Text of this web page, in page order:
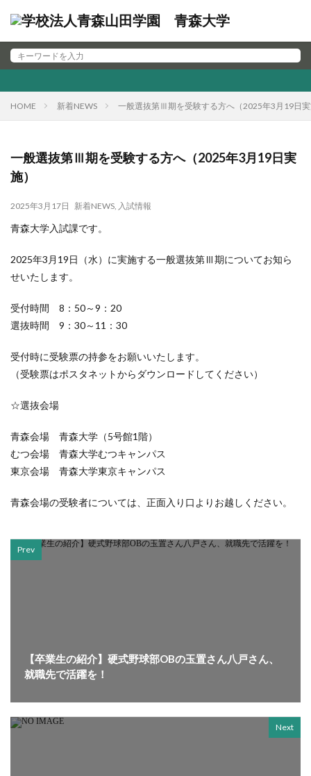
HOME 新着NEWS 一般選抜第Ⅲ期を受験する方へ（2025年3月19日
一般選抜第Ⅲ期を受験する方へ（2025年3月19日実
施）
2025年3月17日 新着NEWS, 入試情報
青森大学入試課です。
2025年3月19日（水）に実施する一般選抜第Ⅲ期についてお知ら
せいたします。
受付時間 8：50～9：20
選抜時間 9：30～11：30
受付時に受験票の持参をお願いいたします。
（受験票はポスタネットからダウンロードしてください）
☆選抜会場
青森会場 青森大学（5号館1階）
むつ会場 青森大学むつキャンパス
東京会場 青森大学東京キャンパス
青森会場の受験者については、正面入り口よりお越しください。
Prev
【卒業生の紹介】硬式野球部OBの玉置さん八戸さん、
就職先で活躍を！
Next